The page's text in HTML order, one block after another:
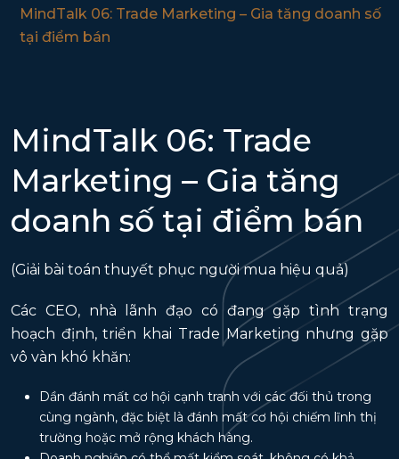
MindTalk 06: Trade Marketing – Gia tăng doanh số
tại điểm bán
MindTalk 06: Trade
Marketing – Gia tăng
doanh số tại điểm bán
(Giải bài toán thuyết phục người mua hiệu quả)
Các CEO, nhà lãnh đạo có đang gặp tình trạng
hoạch định, triển khai Trade Marketing nhưng gặp
vô vàn khó khăn:
Dần đánh mất cơ hội cạnh tranh với các đối thủ trong
cùng ngành, đặc biệt là đánh mất cơ hội chiếm lĩnh thị
trường hoặc mở rộng khách hàng.